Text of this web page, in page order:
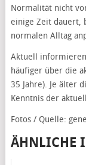
Normalität nicht
einige Zeit dauert,
normalen Alltag
Aktuell
häufiger über die
35 Jahre). Je älter
Kenntnis der
Fotos / Quelle:
ÄHNLICHE